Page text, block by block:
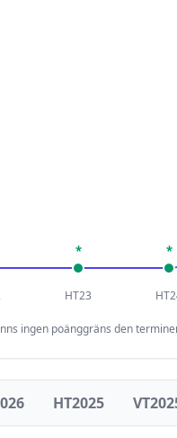
HT23
* *
ingen poänggräns den
HT2025